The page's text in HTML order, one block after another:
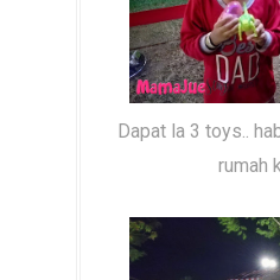
Dapat la 3 toys..
rumah